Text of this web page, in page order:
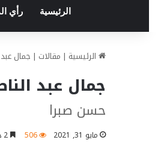
الرئيسية رأي
الرئيسية | مقالات | جمال عبد
جمال عبد
حسن صبرا
مايو 31, 2021 506